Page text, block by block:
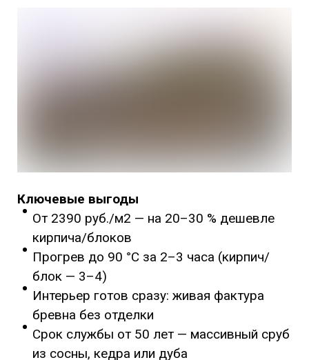
Ключевые выгоды
От 2390 руб./м2 — на 20–30 % дешевле
кирпича/блоков
Прогрев до 90 °C за 2–3 часа (кирпич/
блок — 3–4)
Интерьер готов сразу: живая фактура
бревна без отделки
Срок службы от 50 лет — массивный сруб
из сосны, кедра или дуба